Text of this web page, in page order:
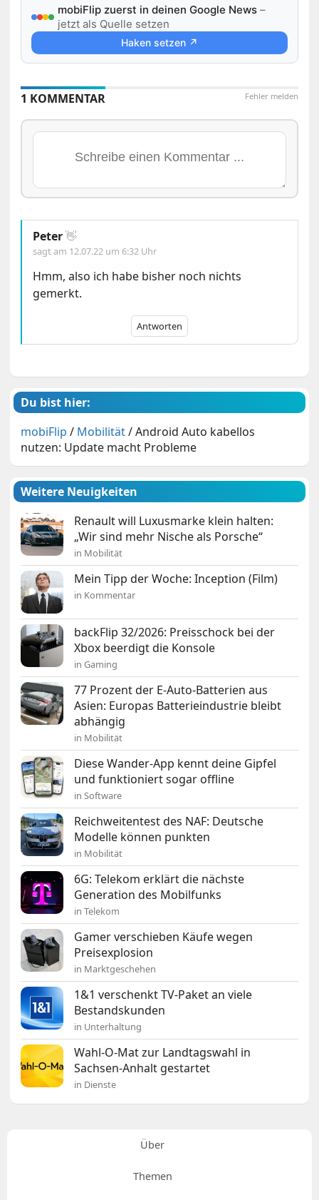
mobiFlip zuerst in deinen Google News –
jetzt als Quelle setzen
Haken setzen ↗
Fehler melden
1 KOMMENTAR
Peter👋
sagt am 12.07.22 um 6:32 Uhr
Hmm, also ich habe bisher noch nichts
gemerkt.
Antworten
Du bist hier:
mobiFlip / Mobilität/Android Auto kabellos
nutzen: Update macht Probleme
Weitere Neuigkeiten
Renault will Luxusmarke klein halten:
„Wir sind mehr Nische als Porsche“
in Mobilität
Mein Tipp der Woche: Inception (Film)
in Kommentar
backFlip 32/2026: Preisschock bei der
Xbox beerdigt die Konsole
in Gaming
77 Prozent der E-Auto-Batterien aus
Asien: Europas Batterieindustrie bleibt
abhängig
in Mobilität
Diese Wander-App kennt deine Gipfel
und funktioniert sogar offline
in Software
Reichweitentest des NAF: Deutsche
Modelle können punkten
in Mobilität
6G: Telekom erklärt die nächste
Generation des Mobilfunks
in Telekom
Gamer verschieben Käufe wegen
Preisexplosion
in Marktgeschehen
1&1 verschenkt TV-Paket an viele
Bestandskunden
in Unterhaltung
Wahl-O-Mat zur Landtagswahl in
Sachsen-Anhalt gestartet
in Dienste
Über
Themen